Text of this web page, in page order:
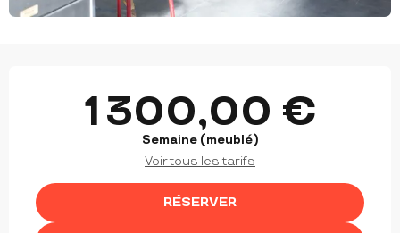
1 300,00 €
Semaine (meublé)
Voir tous les tarifs
RÉSERVER